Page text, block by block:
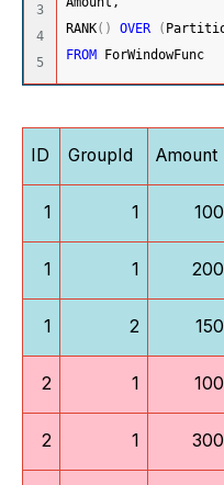
3
4
RANK( ) OVER (
FROM ForWindowFunc
ID GroupId Amount
1 1 100
1 1 200
1 2 150
2 1 100
2 1 300